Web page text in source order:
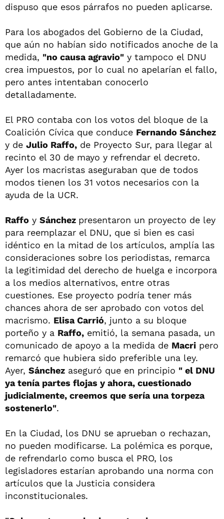
dispuso que esos párrafos no pueden aplicarse.
Para los abogados del Gobierno de la Ciudad,
que aún no habían sido notificados anoche de la
medida, "no causa agravio" y tampoco el DNU
crea impuestos, por lo cual no apelarían el fallo,
pero antes intentaban conocerlo
detalladamente.
El PRO contaba con los votos del bloque de la
Coalición Cívica que conduce Fernando Sánchez
y de Julio Raffo, de Proyecto Sur, para llegar al
recinto el 30 de mayo y refrendar el decreto.
Ayer los macristas aseguraban que de todos
modos tienen los 31 votos necesarios con la
ayuda de la UCR.
Raffo y Sánchez presentaron un proyecto de ley
para reemplazar el DNU, que si bien es casi
idéntico en la mitad de los artículos, amplía las
consideraciones sobre los periodistas, remarca
la legitimidad del derecho de huelga e incorpora
a los medios alternativos, entre otras
cuestiones. Ese proyecto podría tener más
chances ahora de ser aprobado con votos del
macrismo. Elisa Carrió, junto a su bloque
porteño y a Raffo, emitió, la semana pasada, un
comunicado de apoyo a la medida de Macri pero
remarcó que hubiera sido preferible una ley.
Ayer, Sánchez aseguró que en principio " el DNU
ya tenía partes flojas y ahora, cuestionado
judicialmente, creemos que sería una torpeza
sostenerlo".
En la Ciudad, los DNU se aprueban o rechazan,
no pueden modificarse. La polémica es porque,
de refrendarlo como busca el PRO, los
legisladores estarían aprobando una norma con
artículos que la Justicia considera
inconstitucionales.